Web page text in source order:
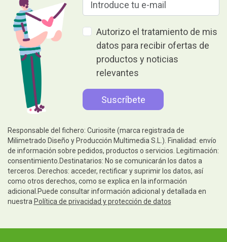
Autorizo el tratamiento de mis
datos para recibir ofertas de
productos y noticias
relevantes
Responsable del fichero: Curiosite (marca registrada de
Milimetrado Diseño y Producción Multimedia S.L.). Finalidad: envío
de información sobre pedidos, productos o servicios. Legitimación:
consentimiento.Destinatarios: No se comunicarán los datos a
terceros. Derechos: acceder, rectificar y suprimir los datos, así
como otros derechos, como se explica en la información
adicional.Puede consultar información adicional y detallada en
nuestra Política de privacidad y protección de datos